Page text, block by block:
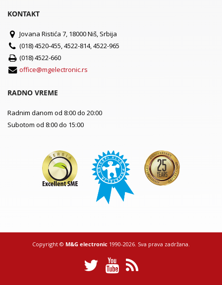
KONTAKT
Jovana Ristića 7, 18000 Niš, Srbija
(018) 4520-455, 4522-814, 4522-965
(018) 4522-660
office@mgelectronic.rs
RADNO VREME
Radnim danom od 8:00 do 20:00
Subotom od 8:00 do 15:00
Copyright © M&G electronic 1990-2026. Sva prava zadržana.